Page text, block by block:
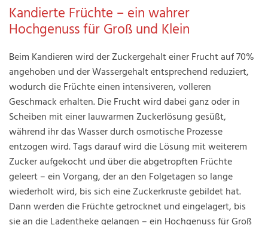
Kandierte Früchte – ein wahrer
Hochgenuss für Groß und Klein
Beim Kandieren wird der Zuckergehalt einer Frucht auf 70%
angehoben und der Wassergehalt entsprechend reduziert,
wodurch die Früchte einen intensiveren, volleren
Geschmack erhalten. Die Frucht wird dabei ganz oder in
Scheiben mit einer lauwarmen Zuckerlösung gesüßt,
während ihr das Wasser durch osmotische Prozesse
entzogen wird. Tags darauf wird die Lösung mit weiterem
Zucker aufgekocht und über die abgetropften Früchte
geleert – ein Vorgang, der an den Folgetagen so lange
wiederholt wird, bis sich eine Zuckerkruste gebildet hat.
Dann werden die Früchte getrocknet und eingelagert, bis